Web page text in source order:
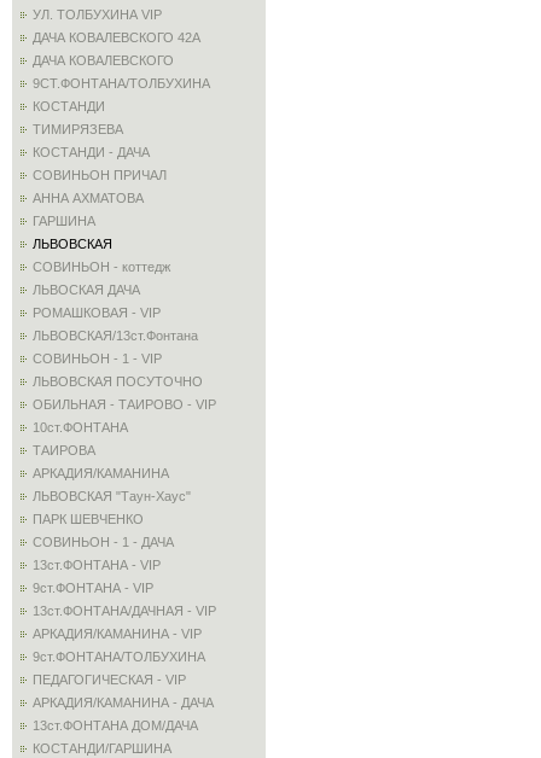
УЛ. ТОЛБУХИНА VIP
ДАЧА КОВАЛЕВСКОГО 42А
ДАЧА КОВАЛЕВСКОГО
9СТ.ФОНТАНА/ТОЛБУХИНА
КОСТАНДИ
ТИМИРЯЗЕВА
КОСТАНДИ - ДАЧА
СОВИНЬОН ПРИЧАЛ
АННА АХМАТОВА
ГАРШИНА
ЛЬВОВСКАЯ
СОВИНЬОН - коттедж
ЛЬВОСКАЯ ДАЧА
РОМАШКОВАЯ - VIP
ЛЬВОВСКАЯ/13ст.Фонтана
СОВИНЬОН - 1 - VIP
ЛЬВОВСКАЯ ПОСУТОЧНО
ОБИЛЬНАЯ - ТАИРОВО - VIP
10ст.ФОНТАНА
ТАИРОВА
АРКАДИЯ/КАМАНИНА
ЛЬВОВСКАЯ "Таун-Хаус"
ПАРК ШЕВЧЕНКО
СОВИНЬОН - 1 - ДАЧА
13ст.ФОНТАНА - VIP
9ст.ФОНТАНА - VIP
13ст.ФОНТАНА/ДАЧНАЯ - VIP
АРКАДИЯ/КАМАНИНА - VIP
9ст.ФОНТАНА/ТОЛБУХИНА
ПЕДАГОГИЧЕСКАЯ - VIP
АРКАДИЯ/КАМАНИНА - ДАЧА
13ст.ФОНТАНА ДОМ/ДАЧА
КОСТАНДИ/ГАРШИНА